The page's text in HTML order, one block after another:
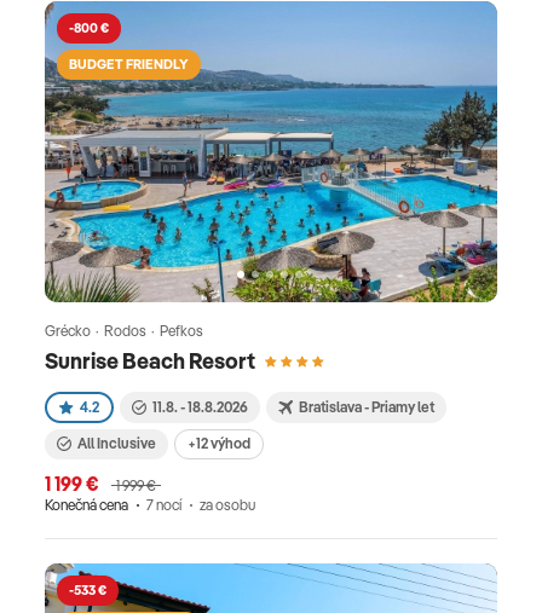
-800 €
BUDGET FRIENDLY
Sunrise Beach Resort
Grécko · Rodos · Pefkos
4.2 11.8. - 18.8.2026 Bratislava - Priamy let
All Inclusive +12 výhod
1 199 €
1 999 €
Konečná cena
7 nocí za osobu
-533 €